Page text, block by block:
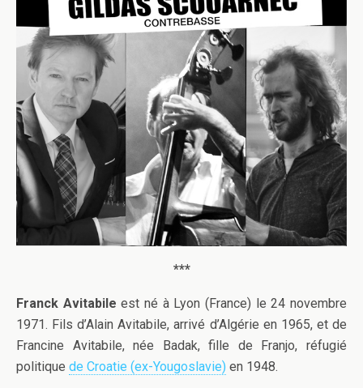
***
Franck Avitabile est né à Lyon (France) le 24 novembre
1971. Fils d’Alain Avitabile, arrivé d’Algérie en 1965, et de
Francine Avitabile, née Badak, fille de Franjo, réfugié
politique de Croatie (ex-Yougoslavie) en 1948.